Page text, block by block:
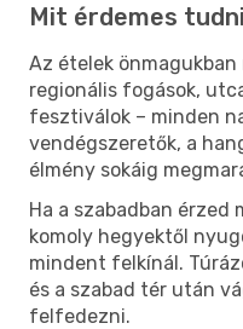
Mit érdemes
Az ételek
regionális fogások,
fesztiválok – minden
vendégszeretők, a
élmény sokáig
Ha a szabadban
komoly hegyektől
mindent felkínál.
és a szabad tér után
felfedezni.